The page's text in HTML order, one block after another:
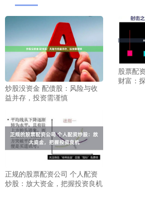
炒股没资金 配债股：风险与收
益并存，投资需谨慎
股票配
财富：
正规的股票配资公司 个人配资
炒股：放大资金，把握投资良机